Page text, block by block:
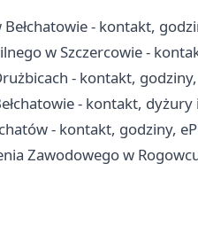
- kontakt,
w Szczercowie -
- kontakt,
- kontakt, dyżury
- kontakt, godziny,
Zawodowego w